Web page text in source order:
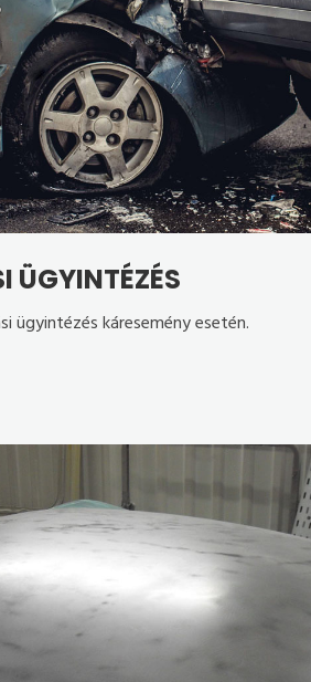
ÜGYINTÉZÉS
ügyintézés káresemény esetén.